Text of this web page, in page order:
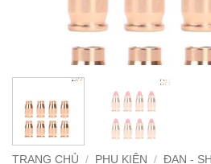
TRANG CHỦ / PHỤ KIỆN / ĐẠN -